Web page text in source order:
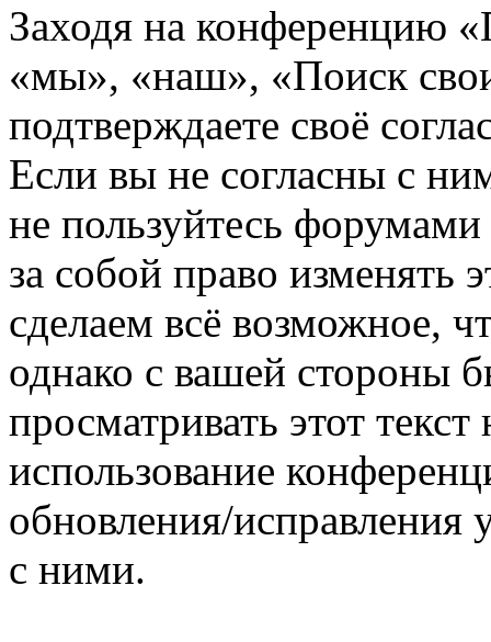
Заходя на конференцию
«мы», «наш», «Поиск
подтверждаете своё
Если вы не согласны с
не пользуйтесь
за собой право изменять
сделаем всё возможное,
однако с вашей стороны
просматривать этот
использование
обновления/исправления
с ними.